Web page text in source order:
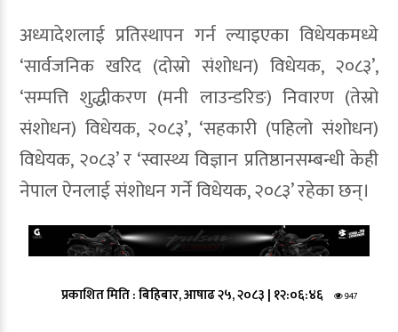
अध्यादेशलाई प्रतिस्थापन गर्न ल्याइएका विधेयकमध्ये
‘सार्वजनिक खरिद (दोस्रो संशोधन) विधेयक, २०८३’,
‘सम्पत्ति शुद्धीकरण (मनी लाउन्डरिङ) निवारण (तेस्रो
संशोधन) विधेयक, २०८३’, ‘सहकारी (पहिलो संशोधन)
विधेयक, २०८३’ र ‘स्वास्थ्य विज्ञान प्रतिष्ठानसम्बन्धी केही
नेपाल ऐनलाई संशोधन गर्ने विधेयक, २०८३’ रहेका छन्।
प्रकाशित मिति :बिहिबार, आषाढ २५, २०८३ | १२:०६:४६ 947